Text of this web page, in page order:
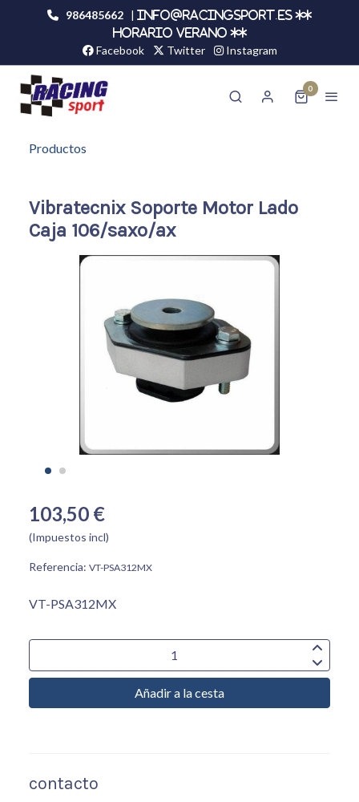
986485662 |
info@racingsport.es **
HORARIO VERANO **
Facebook Twitter Instagram
0
Productos
Vibratecnix Soporte Motor Lado
Caja 106/saxo/ax
103,50 €
(Impuestos incl)
Referencia: VT-PSA312MX
VT-PSA312MX
Añadir a la cesta
contacto